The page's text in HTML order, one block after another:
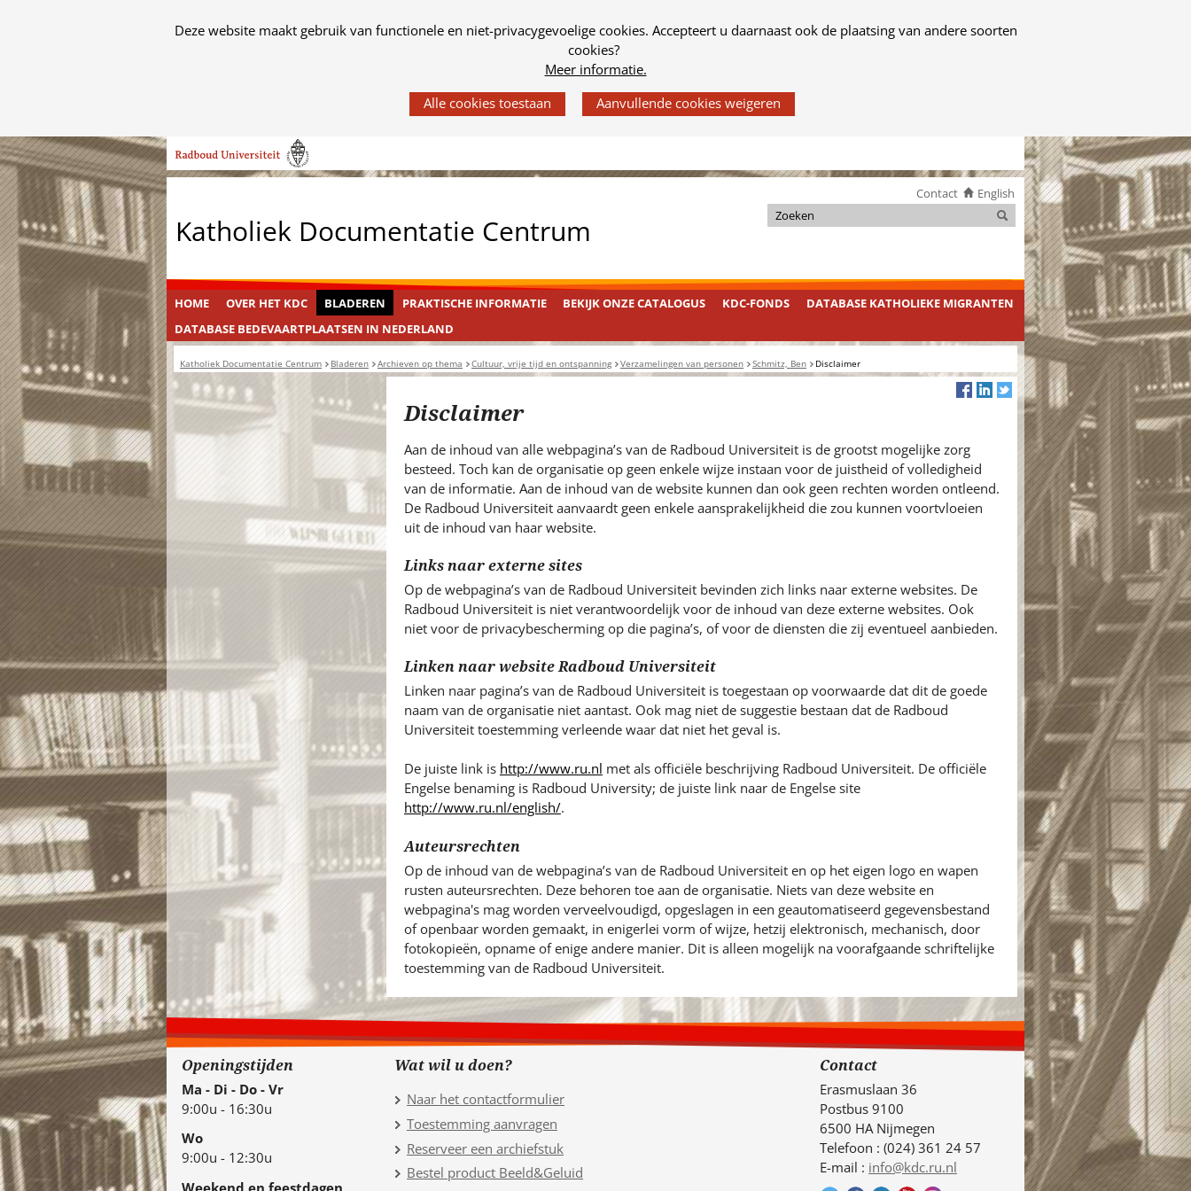
Cookies
Deze website maakt gebruik van functionele en niet-privacygevoelige cookies. Accepteert u daarnaast ook de plaatsing van andere soorten
cookies?
Meer informatie.
gebruik
van
op
deze
worden
toegestaan
geweigerd.
Ga
naar
de
inhoud
Katholiek Documentatie Centrum
Contact English
k
i
d
e
t
e
.
.
Zoeken
Zoeken
HOME OVER HET KDC BLADEREN PRAKTISCHE INFORMATIE BEKIJK ONZE CATALOGUS KDC-FONDS
DATABASE KATHOLIEKE MIGRANTEN
DATABASE BEDEVAARTPLAATSEN IN NEDERLAND
Katholiek Documentatie Centrum Bladeren Archieven op thema Cultuur, vrije tijd en ontspanning Verzamelingen van personen Schmitz, Ben Disclaimer
Disclaimer
Aan de inhoud van alle webpagina’s van de Radboud Universiteit is de grootst mogelijke zorg
besteed. Toch kan de organisatie op geen enkele wijze instaan voor de juistheid of volledigheid
van de informatie. Aan de inhoud van de website kunnen dan ook geen rechten worden ontleend.
De Radboud Universiteit aanvaardt geen enkele aansprakelijkheid die zou kunnen voortvloeien
uit de inhoud van haar website.
Links naar externe sites
Op de webpagina’s van de Radboud Universiteit bevinden zich links naar externe websites. De
Radboud Universiteit is niet verantwoordelijk voor de inhoud van deze externe websites. Ook
niet voor de privacybescherming op die pagina’s, of voor de diensten die zij eventueel aanbieden.
Linken naar website Radboud Universiteit
Linken naar pagina’s van de Radboud Universiteit is toegestaan op voorwaarde dat dit de goede
naam van de organisatie niet aantast. Ook mag niet de suggestie bestaan dat de Radboud
Universiteit toestemming verleende waar dat niet het geval is.
De juiste link is http://www.ru.nl met als officiële beschrijving Radboud Universiteit. De officiële
Engelse benaming is Radboud University; de juiste link naar de Engelse site
http://www.ru.nl/english/.
Auteursrechten
Op de inhoud van de webpagina’s van de Radboud Universiteit en op het eigen logo en wapen
rusten auteursrechten. Deze behoren toe aan de organisatie. Niets van deze website en
webpagina's mag worden verveelvoudigd, opgeslagen in een geautomatiseerd gegevensbestand
of openbaar worden gemaakt, in enigerlei vorm of wijze, hetzij elektronisch, mechanisch, door
fotokopieën, opname of enige andere manier. Dit is alleen mogelijk na voorafgaande schriftelijke
toestemming van de Radboud Universiteit.
Openingstijden
Ma - Di - Do - Vr
9:00u - 16:30u
Wo
9:00u - 12:30u
Weekend en feestdagen
Wat wil u doen?
Naar het contactformulier
Toestemming aanvragen
Reserveer een archiefstuk
Bestel product Beeld&Geluid
Contact
Erasmuslaan 36
Postbus 9100
6500 HA Nijmegen
Telefoon : (024) 361 24 57
E-mail : info@kdc.ru.nl